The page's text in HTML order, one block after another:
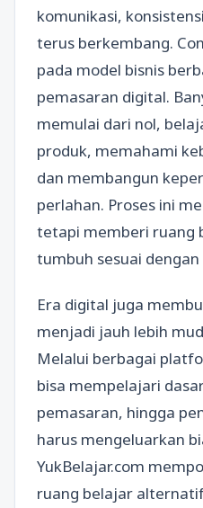
komunikasi,
terus berkembang.
pada model bisnis
pemasaran digital.
memulai dari nol,
produk, memahami
dan membangun
perlahan. Proses ini
tetapi memberi ruang
tumbuh sesuai
Era digital juga
menjadi jauh lebih
Melalui berbagai
bisa mempelajari
pemasaran, hingga
harus mengeluarkan
YukBelajar.com
ruang belajar